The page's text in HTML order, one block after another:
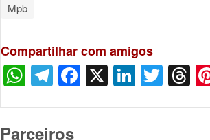
Mpb
Compartilhar com amigos
WhatsApp
Telegram
Facebook
X
Parceiros